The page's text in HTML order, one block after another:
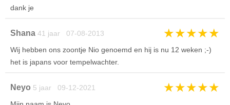
dank je
Shana 41 jaar 07-08-2013 ★★★★★
Wij hebben ons zoontje Nio genoemd en hij is nu 12 weken ;-)
het is japans voor tempelwachter.
Neyo 5 jaar 09-12-2021 ★★★★★